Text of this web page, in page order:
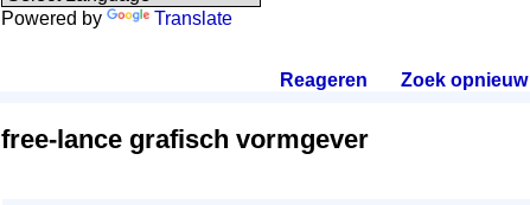
Powered by Translate
Reageren Zoek opnieuw.
free-lance grafisch vormgever